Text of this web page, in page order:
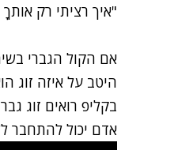
"איך רציתי רק
אם הקול הגברי
היטב על איזה זוג
אדם יכול להתחבר